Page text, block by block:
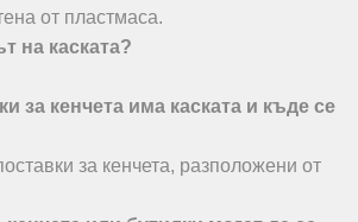
от пластмаса.
на каската?
за кенчета има каската и къде се
за кенчета, разположени от